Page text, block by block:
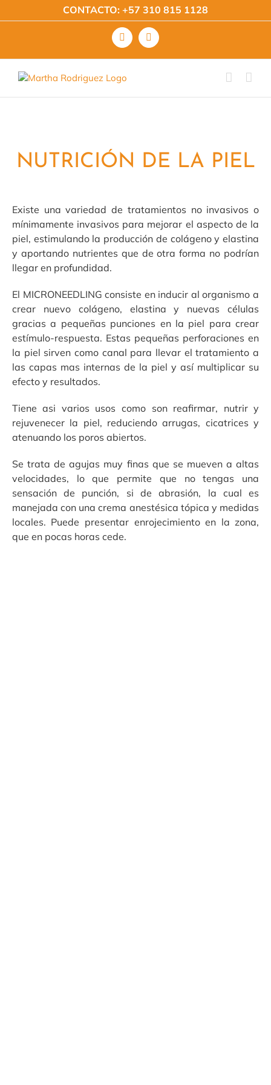
al
CONTACTO: +57 310 815 1128
FacebookInstagram
NUTRICIÓN DE LA PIEL
Existe una variedad de tratamientos no invasivos o
mínimamente invasivos para mejorar el aspecto de la
piel, estimulando la producción de colágeno y elastina
y aportando nutrientes que de otra forma no podrían
llegar en profundidad.
El MICRONEEDLING consiste en inducir al organismo a
crear nuevo colágeno, elastina y nuevas células
gracias a pequeñas punciones en la piel para crear
estímulo-respuesta. Estas pequeñas perforaciones en
la piel sirven como canal para llevar el tratamiento a
las capas mas internas de la piel y así multiplicar su
efecto y resultados.
Tiene asi varios usos como son reafirmar, nutrir y
rejuvenecer la piel, reduciendo arrugas, cicatrices y
atenuando los poros abiertos.
Se trata de agujas muy finas que se mueven a altas
velocidades, lo que permite que no tengas una
sensación de punción, si de abrasión, la cual es
manejada con una crema anestésica tópica y medidas
locales. Puede presentar enrojecimiento en la zona,
que en pocas horas cede.